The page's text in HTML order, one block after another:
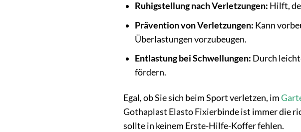
Ruhigstellung nach Verletzungen: Hilft,
Prävention von Verletzungen: Kann
Überlastungen vorzubeugen.
Entlastung bei Schwellungen: Durch
fördern.
Egal, ob Sie sich beim Sport verletzen, im
Gothaplast Elasto Fixierbinde ist immer die
sollte in keinem Erste-Hilfe-Koffer fehlen.